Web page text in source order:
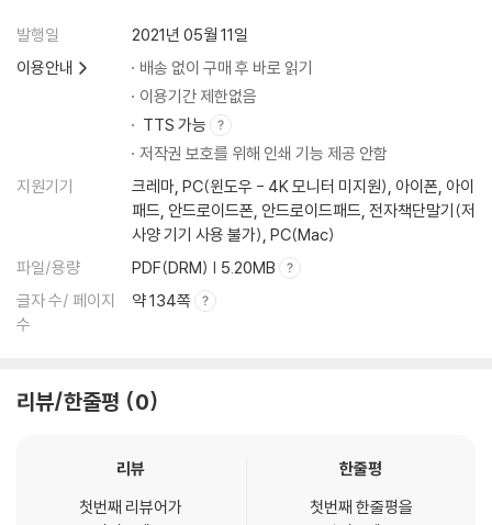
발행일
2021년 05월 11일
이용안내
배송 없이 구매 후 바로 읽기
이용기간 제한없음
TTS 가능
저작권 보호를 위해 인쇄 기능 제공 안함
지원기기
크레마, PC(윈도우 - 4K 모니터 미지원), 아이폰, 아이
패드, 안드로이드폰, 안드로이드패드, 전자책단말기(저
사양 기기 사용 불가), PC(Mac)
파일/용량
PDF(DRM) | 5.20MB
글자 수/ 페이지
수
약 134쪽
리뷰/한줄평 0
리뷰
첫번째 리뷰어가
한줄평
첫번째 한줄평을